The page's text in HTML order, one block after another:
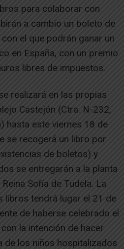
para colaborar con
a cambio un boleto de
el que podrán ganar un
en España, con un premio
libres de impuestos.
realizará en las propias
Castejón (Ctra. N-232,
hasta este viernes 18 de
se recogerá un libro por
de boletos) y
se entregarán a la planta
Sofía de Tudela. La
libros tendrá lugar el 21 de
de haberse celebrado el
la intención de hacer
de los niños hospitalizados